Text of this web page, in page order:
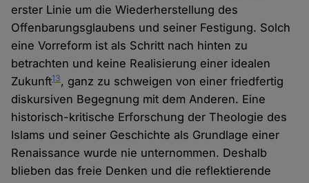
erster Linie um die Wiederherstellung des
Offenbarungsglaubens und seiner Festigung. Solch
eine Vorreform ist als Schritt nach hinten zu
betrachten und keine Realisierung einer idealen
Zukunft13, ganz zu schweigen von einer friedfertig
diskursiven Begegnung mit dem Anderen. Eine
historisch-kritische Erforschung der Theologie des
Islams und seiner Geschichte als Grundlage einer
Renaissance wurde nie unternommen. Deshalb
blieben das freie Denken und die reflektierende